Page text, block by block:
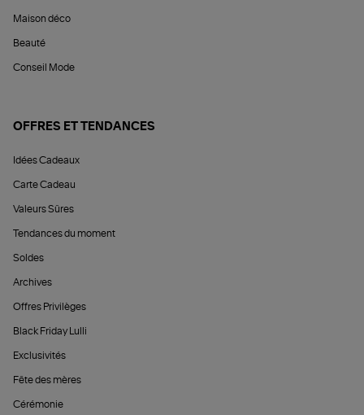
Maison déco
Beauté
Conseil Mode
OFFRES ET TENDANCES
Idées Cadeaux
Carte Cadeau
Valeurs Sûres
Tendances du moment
Soldes
Archives
Offres Privilèges
Black Friday Lulli
Exclusivités
Fête des mères
Cérémonie